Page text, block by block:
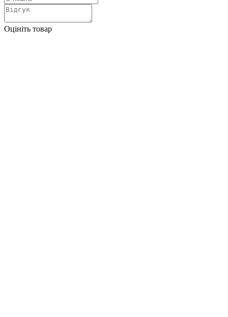
Оцініть товар